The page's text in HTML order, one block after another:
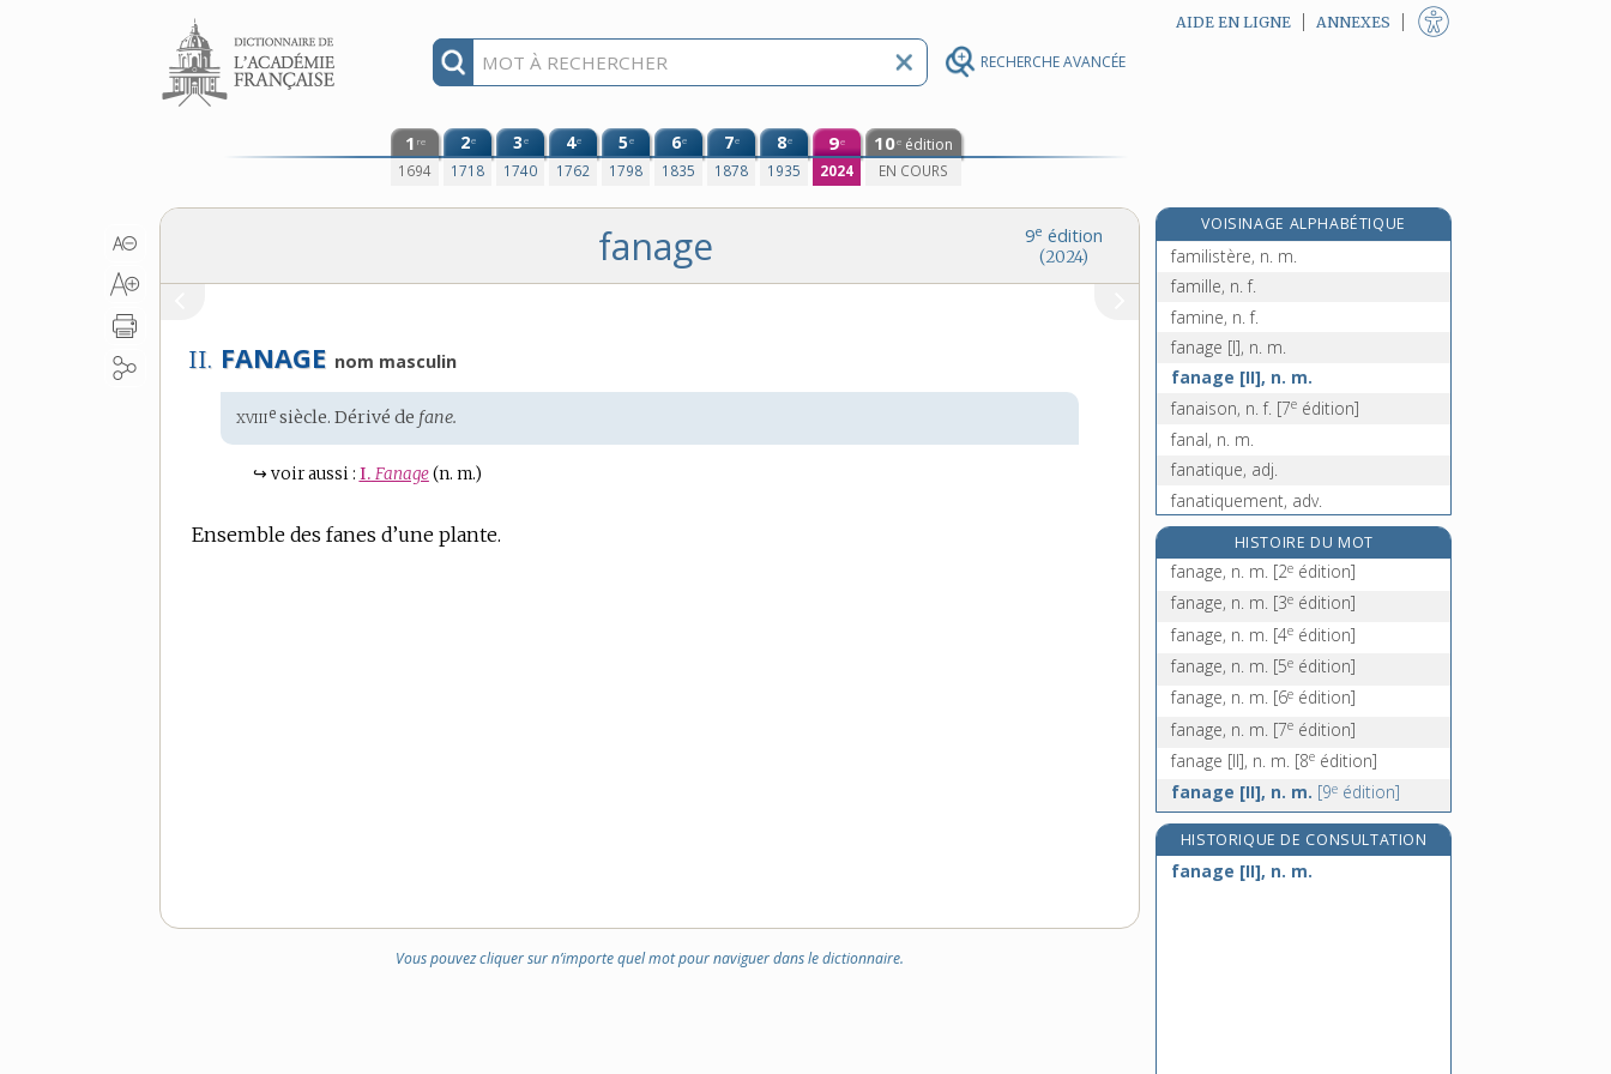
RECHERCHE AVANCÉE
Aller au contenu AIDE EN LIGNE ANNEXES
1 re
1694
2e
1718
3e
1740
4e
1762
5e
1798
6e
1835
7e
1878
8e
1935
9e
2024
10e édition
EN COURS
9e édition
(2024)
fanage
II. FANAGE nom masculin
Étymologie
:
xviiie siècle. Dérivé de fane.
↪ voir aussi : I. Fanage(n. m.)
Ensemble des fanes d’une plante.
Vous pouvez cliquer sur n’importe quel mot pour naviguer dans le dictionnaire.
VOISINAGE ALPHABÉTIQUE
familièrement, adv.
familistère, n. m.
famille, n. f.
famine, n. f.
fanage [I], n. m.
fanage [II], n. m.
fanaison, n. f. [7e édition]
fanal, n. m.
fanatique, adj.
fanatiquement, adv.
fanatiser, v. tr.
fanatisme, n. m.
fanchon, n. f.
fane, n. f.
HISTOIRE DU MOT
fanage, n. m. [2e édition]
fanage, n. m. [3e édition]
fanage, n. m. [4e édition]
fanage, n. m. [5e édition]
fanage, n. m. [6e édition]
fanage, n. m. [7e édition]
fanage [II], n. m. [8e édition]
fanage [II], n. m. [9e édition]
HISTORIQUE DE CONSULTATION
fanage [II], n. m.